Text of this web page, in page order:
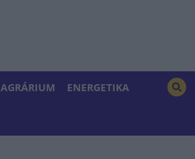
AGRÁRIUM ENERGETIKA